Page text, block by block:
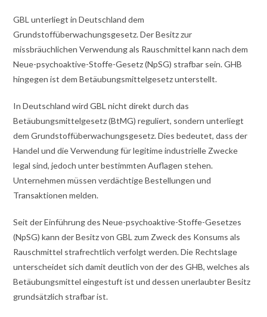
GBL unterliegt in Deutschland dem
Grundstoffüberwachungsgesetz. Der Besitz zur
missbräuchlichen Verwendung als Rauschmittel kann nach dem
Neue-psychoaktive-Stoffe-Gesetz (NpSG) strafbar sein. GHB
hingegen ist dem Betäubungsmittelgesetz unterstellt.
In Deutschland wird GBL nicht direkt durch das
Betäubungsmittelgesetz (BtMG) reguliert, sondern unterliegt
dem Grundstoffüberwachungsgesetz. Dies bedeutet, dass der
Handel und die Verwendung für legitime industrielle Zwecke
legal sind, jedoch unter bestimmten Auflagen stehen.
Unternehmen müssen verdächtige Bestellungen und
Transaktionen melden.
Seit der Einführung des Neue-psychoaktive-Stoffe-Gesetzes
(NpSG) kann der Besitz von GBL zum Zweck des Konsums als
Rauschmittel strafrechtlich verfolgt werden. Die Rechtslage
unterscheidet sich damit deutlich von der des GHB, welches als
Betäubungsmittel eingestuft ist und dessen unerlaubter Besitz
grundsätzlich strafbar ist.